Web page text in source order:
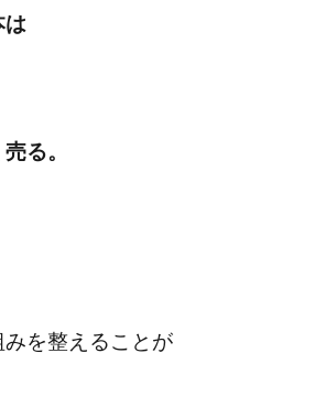
は
る。
を整えることが